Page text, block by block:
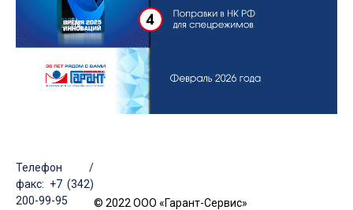
Телефон /
факс: +7 (342)
200-99-95
© 2022 ООО «Гарант-Сервис»